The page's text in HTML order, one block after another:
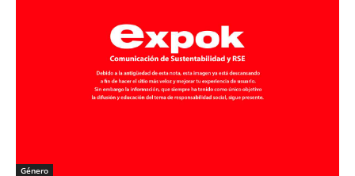
Género